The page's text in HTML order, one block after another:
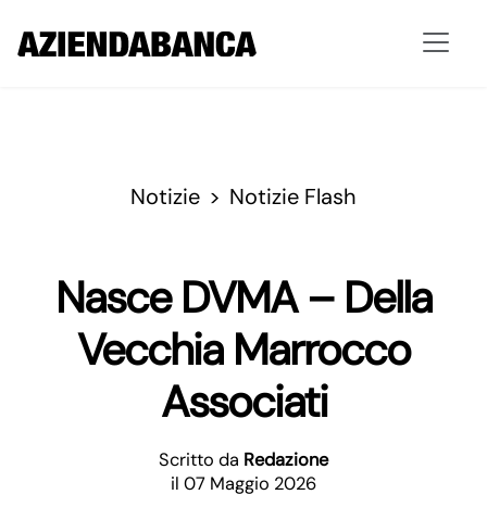
Notizie Notizie Flash
Nasce DVMA – Della
Vecchia Marrocco
Associati
Scritto da Redazione
il 07 Maggio 2026